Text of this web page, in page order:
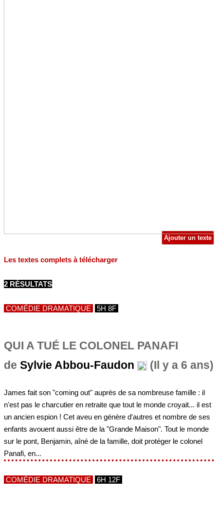
Ajouter un texte
Les textes complets à télécharger
2 RÉSULTATS
COMÉDIE DRAMATIQUE 5H 8F
QUI A TUÉ LE COLONEL PANAFI
de Sylvie Abbou-Faudon (Il y a 6 ans)
James fait son "coming out" auprès de sa nombreuse famille : il
n'est pas le charcutier en retraite que tout le monde croyait... il est
un ancien espion ! Cet aveu en génère d'autres et nombre de ses
enfants avouent aussi être de la "Grande Maison". Tout le monde
sur le pont, Benjamin, aîné de la famille, doit protéger le colonel
Panafi, en...
COMÉDIE DRAMATIQUE 6H 12F